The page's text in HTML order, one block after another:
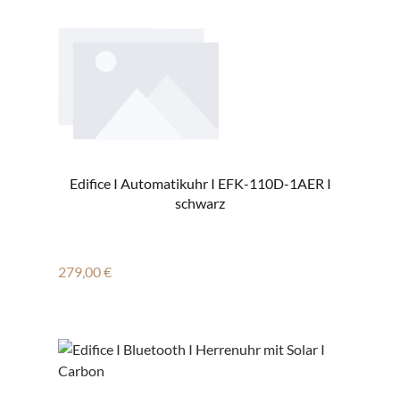
Edifice I Automatikuhr I EFK-110D-1AER I
schwarz
Regulärer Preis:
279,00 €